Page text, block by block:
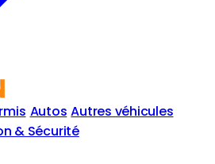
Autos Autres véhicules
& Sécurité